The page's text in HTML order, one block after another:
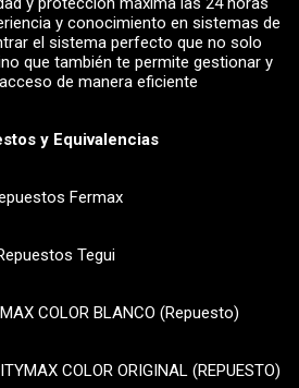
y conocimiento en sistemas de
el sistema perfecto que no solo
que también te permite gestionar y
de manera eficiente
y Equivalencias
Fermax
Tegui
COLOR BLANCO (Repuesto)
COLOR ORIGINAL (REPUESTO)